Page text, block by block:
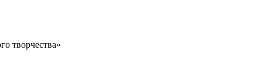
творчества»